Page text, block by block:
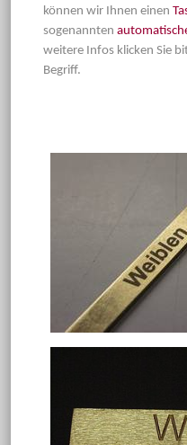
können wir Ihnen einen
sogenannten
weitere Infos klicken Sie
Begriff.